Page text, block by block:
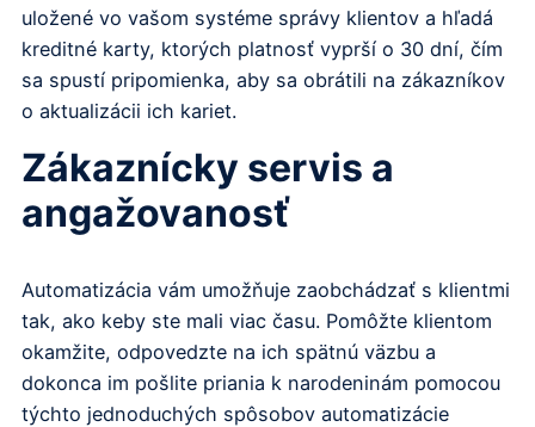
uložené vo vašom systéme správy klientov a hľadá
kreditné karty, ktorých platnosť vyprší o 30 dní, čím
sa spustí pripomienka, aby sa obrátili na zákazníkov
o aktualizácii ich kariet.
Zákaznícky servis a
angažovanosť
Automatizácia vám umožňuje zaobchádzať s klientmi
tak, ako keby ste mali viac času. Pomôžte klientom
okamžite, odpovedzte na ich spätnú väzbu a
dokonca im pošlite priania k narodeninám pomocou
týchto jednoduchých spôsobov automatizácie